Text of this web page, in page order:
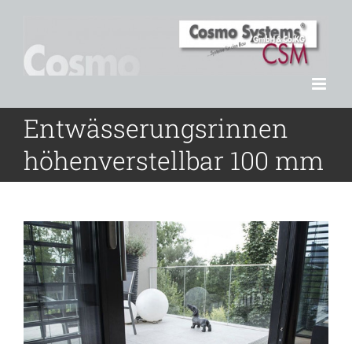
springen
Entwässerungsrinnen
höhenverstellbar 100 mm